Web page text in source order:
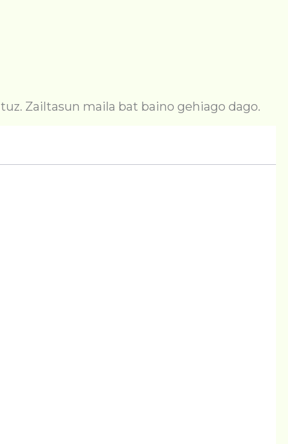
Zailtasun maila bat baino gehiago dago.